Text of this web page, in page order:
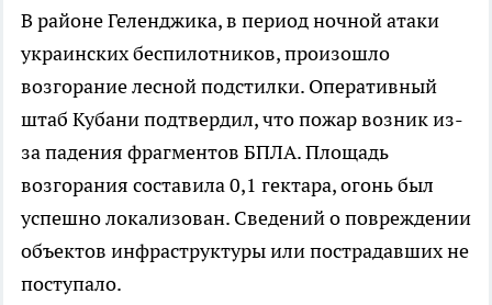
В районе Геленджика, в период ночной атаки
украинских беспилотников, произошло
возгорание лесной подстилки. Оперативный
штаб Кубани подтвердил, что пожар возник из-
за падения фрагментов БПЛА. Площадь
возгорания составила 0,1 гектара, огонь был
успешно локализован. Сведений о повреждении
объектов инфраструктуры или пострадавших не
поступало.